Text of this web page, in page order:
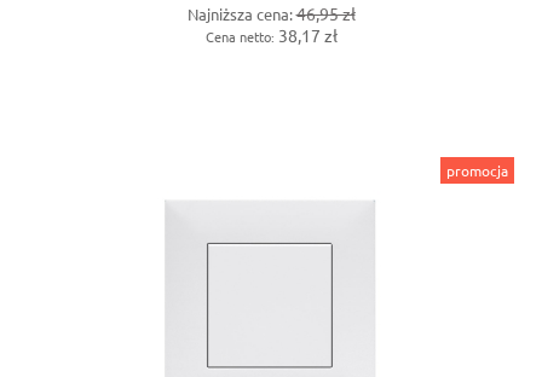
Najniższa cena:46,95 zł
Cena netto: 38,17 zł
promocja